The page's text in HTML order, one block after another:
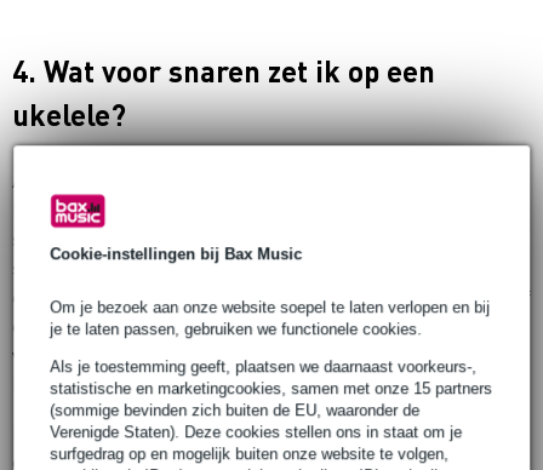
Cookie-instellingen bij Bax Music
Om je bezoek aan onze website soepel te laten verlopen en bij
je te laten passen, gebruiken we functionele cookies.
Als je toestemming geeft, plaatsen we daarnaast voorkeurs-,
statistische en marketingcookies, samen met onze 15 partners
(sommige bevinden zich buiten de EU, waaronder de
Verenigde Staten). Deze cookies stellen ons in staat om je
surfgedrag op en mogelijk buiten onze website te volgen,
4. Wat voor snaren zet ik op een
ukelele?
Als je een ukelele koopt, zitten de snaren er al op. Je hoeft
hem alleen nog maar te stemmen. Maar als het geluid zijn
setje snaren. Vervangen is niet zo moeilijk. En door af en toe
een ander merk of type snaren te kiezen, ontwikkel je vanzelf
een voorkeur. Onthoud trouwens ook dat de fabriek
waarschijnlijk niet de duurste snaren op de ukelele zal
hebben gezet.
Net als de snaren van een klassieke gitaar, zijn de snaren van
een ukelele over het algemeen gemaakt vannylon. Zet nooit